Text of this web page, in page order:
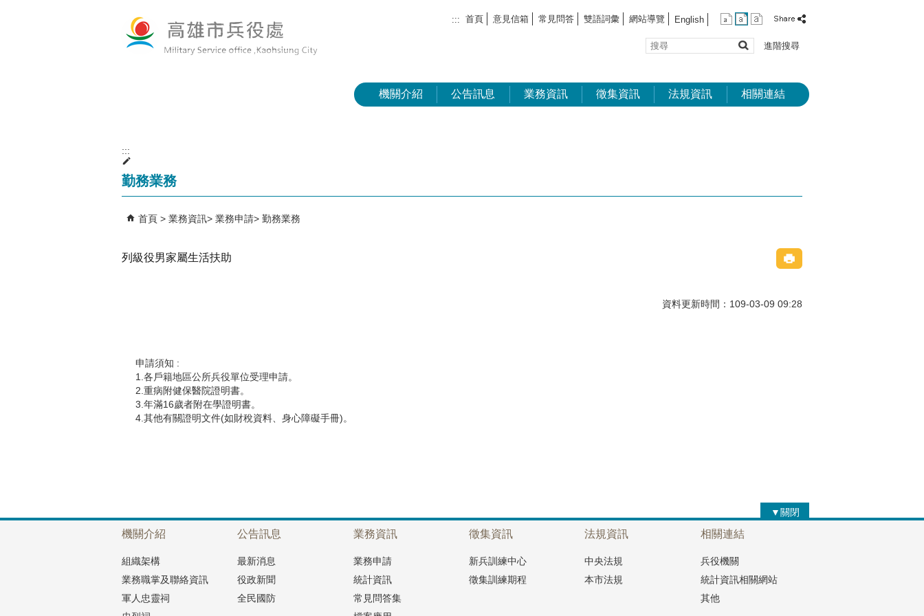
::: 首頁 意見信箱 常見問答 雙語詞彙 網站導覽 English
搜
尋
進階搜尋
機關介紹 公告訊息 業務資訊 徵集資訊 法規資訊 相關連結
:::
勤務業務
首頁 業務資訊 業務申請 勤務業務
列級役男家屬生活扶助
資料更新時間：109-03-09 09:28
申請須知 :
1.各戶籍地區公所兵役單位受理申請。
2.重病附健保醫院證明書。
3.年滿16歲者附在學證明書。
4.其他有關證明文件(如財稅資料、身心障礙手冊)。
▼關閉
機關介紹
組織架構
業務職掌及聯絡資訊
軍人忠靈祠
公告訊息
最新消息
役政新聞
全民國防
業務資訊
業務申請
統計資訊
常見問答集
徵集資訊
新兵訓練中心
徵集訓練期程
法規資訊
中央法規
本市法規
相關連結
兵役機關
統計資訊相關網站
其他